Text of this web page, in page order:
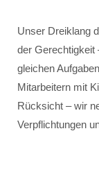
Unser Dreiklang
der Gerechtigkeit
gleichen
Mitarbeitern mit
Rücksicht – wir
Verpflichtungen